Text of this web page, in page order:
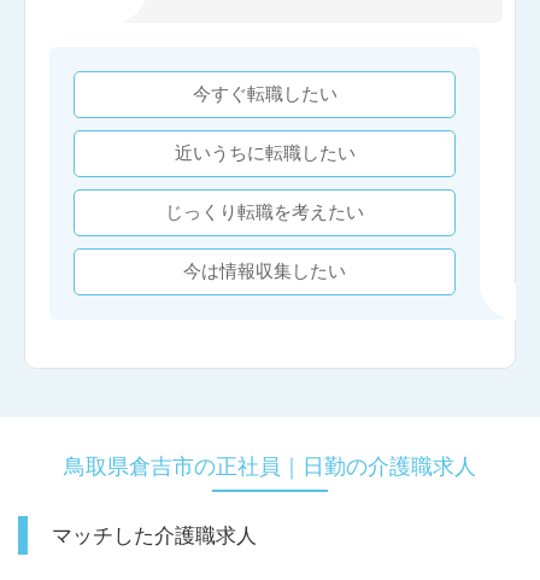
今すぐ転職したい
近いうちに転職したい
じっくり転職を考えたい
今は情報収集したい
鳥取県倉吉市の正社員｜日勤の介護職求人
マッチした介護職求人